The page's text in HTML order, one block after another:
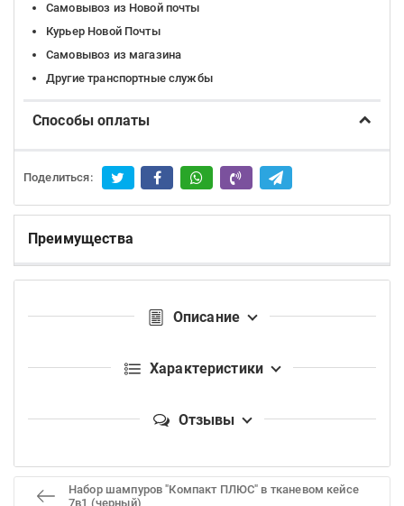
Самовывоз из Новой почты
Курьер Новой Почты
Самовывоз из магазина
Другие транспортные службы
Способы оплаты
Поделиться:
Преимущества
Описание
Характеристики
Отзывы
Набор шампуров "Компакт ПЛЮС" в тканевом кейсе
7в1 (черный)